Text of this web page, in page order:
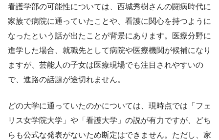
看護学部の可能性については、西城秀樹さんの闘病時代に
家族で病院に通っていたことや、看護に関心を持つように
なったという話が出たことが背景にあります。医療分野に
進学した場合、就職先として病院や医療機関が候補になり
ますが、芸能人の子女は医療現場でも注目されやすいの
で、進路の話題が途切れません。
どの大学に通っていたのかについては、現時点では「フェ
リス女学院大学」や「看護大学」の説が有力ですが、どち
らも公式な発表がないため断定はできません。ただし、家